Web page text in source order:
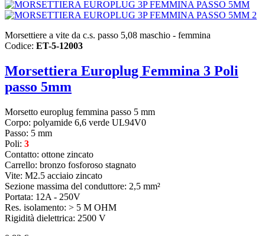
Morsettiere a vite da c.s. passo 5,08 maschio - femmina
Codice: ET-5-12003
Morsettiera Europlug Femmina 3 Poli
passo 5mm
Morsetto europlug femmina passo 5 mm
Corpo: polyamide 6,6 verde UL94V0
Passo: 5 mm
Poli: 3
Contatto: ottone zincato
Carrello: bronzo fosforoso stagnato
Vite: M2.5 acciaio zincato
Sezione massima del conduttore: 2,5 mm²
Portata: 12A - 250V
Res. isolamento: > 5 M OHM
Rigidità dielettrica: 2500 V